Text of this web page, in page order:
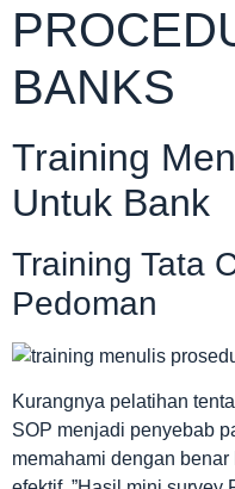
BANKS
Training
Untuk Bank
Training Tata
Pedoman
Kurangnya pelatihan
SOP menjadi penyebab
memahami dengan